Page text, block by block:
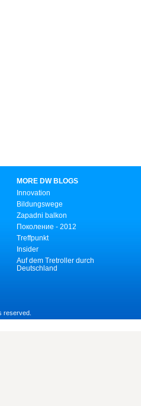
MORE DW BLOGS
Innovation
Bildungswege
Zapadni balkon
Поколение - 2012
Treffpunkt
Insider
Auf dem Tretroller durch
Deutschland
reserved.